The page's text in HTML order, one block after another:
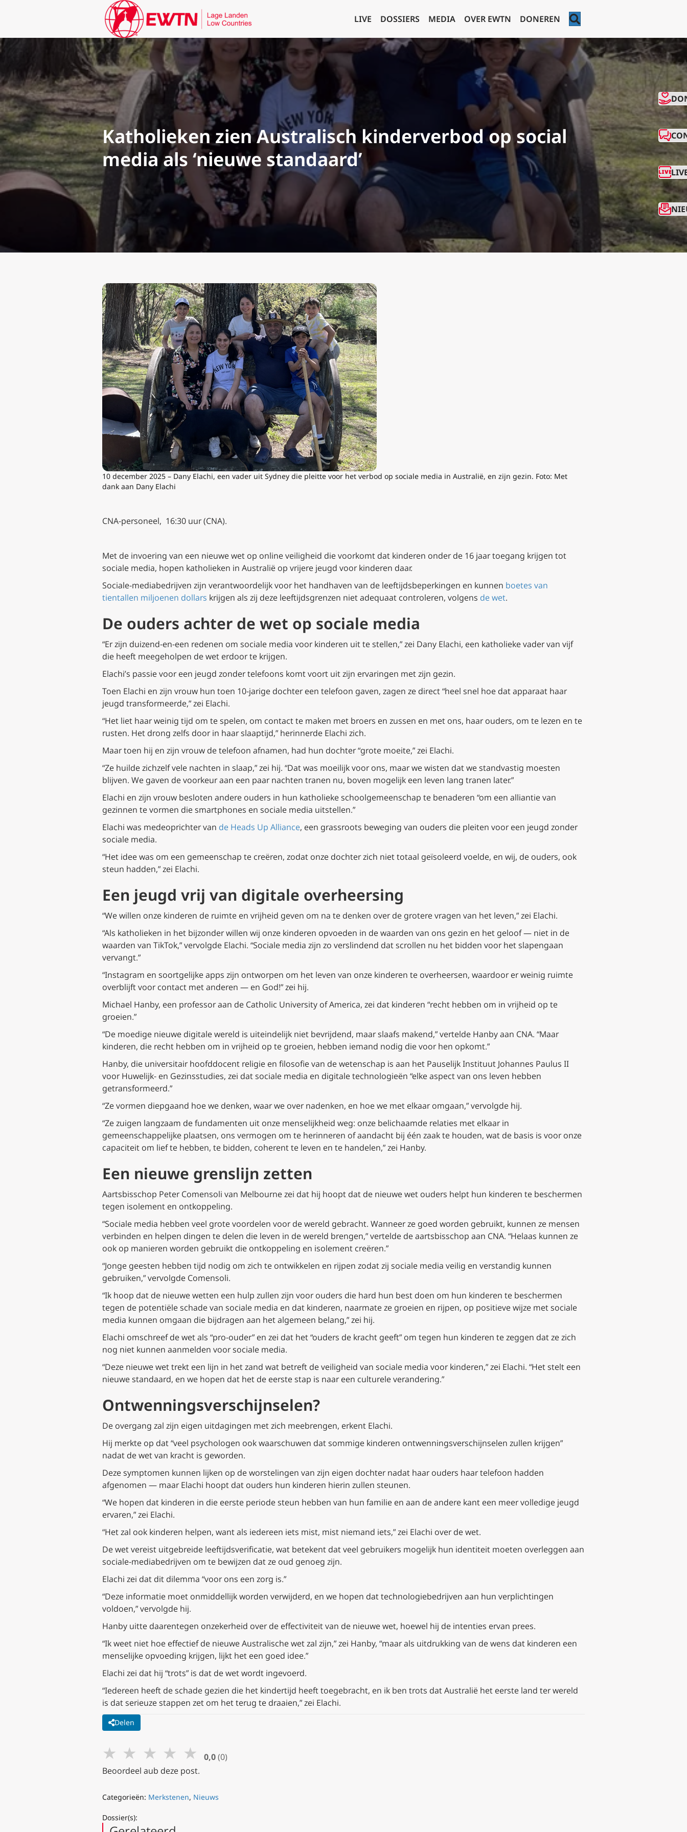
LIVE DOSSIERS MEDIA OVER EWTN DONEREN
Katholieken zien Australisch kinderverbod op social
media als ‘nieuwe standaard’
10 december 2025 – Dany Elachi, een vader uit Sydney die pleitte voor het verbod op sociale media in Australië, en zijn gezin. Foto: Met
dank aan Dany Elachi
CNA-personeel, 16:30 uur (CNA).
Met de invoering van een nieuwe wet op online veiligheid die voorkomt dat kinderen onder de 16 jaar toegang krijgen tot
sociale media, hopen katholieken in Australië op vrijere jeugd voor kinderen daar.
Sociale-mediabedrijven zijn verantwoordelijk voor het handhaven van de leeftijdsbeperkingen en kunnen boetes van
tientallen miljoenen dollars krijgen als zij deze leeftijdsgrenzen niet adequaat controleren, volgens de wet.
De ouders achter de wet op sociale media
“Er zijn duizend-en-een redenen om sociale media voor kinderen uit te stellen,” zei Dany Elachi, een katholieke vader van vijf
die heeft meegeholpen de wet erdoor te krijgen.
Elachi’s passie voor een jeugd zonder telefoons komt voort uit zijn ervaringen met zijn gezin.
Toen Elachi en zijn vrouw hun toen 10-jarige dochter een telefoon gaven, zagen ze direct “heel snel hoe dat apparaat haar
jeugd transformeerde,” zei Elachi.
“Het liet haar weinig tijd om te spelen, om contact te maken met broers en zussen en met ons, haar ouders, om te lezen en te
rusten. Het drong zelfs door in haar slaaptijd,” herinnerde Elachi zich.
Maar toen hij en zijn vrouw de telefoon afnamen, had hun dochter “grote moeite,” zei Elachi.
“Ze huilde zichzelf vele nachten in slaap,” zei hij. “Dat was moeilijk voor ons, maar we wisten dat we standvastig moesten
blijven. We gaven de voorkeur aan een paar nachten tranen nu, boven mogelijk een leven lang tranen later.”
Elachi en zijn vrouw besloten andere ouders in hun katholieke schoolgemeenschap te benaderen “om een alliantie van
gezinnen te vormen die smartphones en sociale media uitstellen.”
Elachi was medeoprichter van de Heads Up Alliance, een grassroots beweging van ouders die pleiten voor een jeugd zonder
sociale media.
“Het idee was om een gemeenschap te creëren, zodat onze dochter zich niet totaal geïsoleerd voelde, en wij, de ouders, ook
steun hadden,” zei Elachi.
Een jeugd vrij van digitale overheersing
“We willen onze kinderen de ruimte en vrijheid geven om na te denken over de grotere vragen van het leven,” zei Elachi.
“Als katholieken in het bijzonder willen wij onze kinderen opvoeden in de waarden van ons gezin en het geloof — niet in de
waarden van TikTok,” vervolgde Elachi. “Sociale media zijn zo verslindend dat scrollen nu het bidden voor het slapengaan
vervangt.”
“Instagram en soortgelijke apps zijn ontworpen om het leven van onze kinderen te overheersen, waardoor er weinig ruimte
overblijft voor contact met anderen — en God!” zei hij.
Michael Hanby, een professor aan de Catholic University of America, zei dat kinderen “recht hebben om in vrijheid op te
groeien.”
“De moedige nieuwe digitale wereld is uiteindelijk niet bevrijdend, maar slaafs makend,” vertelde Hanby aan CNA. “Maar
kinderen, die recht hebben om in vrijheid op te groeien, hebben iemand nodig die voor hen opkomt.”
Hanby, die universitair hoofddocent religie en filosofie van de wetenschap is aan het Pauselijk Instituut Johannes Paulus II
voor Huwelijk- en Gezinsstudies, zei dat sociale media en digitale technologieën “elke aspect van ons leven hebben
getransformeerd.”
“Ze vormen diepgaand hoe we denken, waar we over nadenken, en hoe we met elkaar omgaan,” vervolgde hij.
“Ze zuigen langzaam de fundamenten uit onze menselijkheid weg: onze belichaamde relaties met elkaar in
gemeenschappelijke plaatsen, ons vermogen om te herinneren of aandacht bij één zaak te houden, wat de basis is voor onze
capaciteit om lief te hebben, te bidden, coherent te leven en te handelen,” zei Hanby.
Een nieuwe grenslijn zetten
Aartsbisschop Peter Comensoli van Melbourne zei dat hij hoopt dat de nieuwe wet ouders helpt hun kinderen te beschermen
tegen isolement en ontkoppeling.
“Sociale media hebben veel grote voordelen voor de wereld gebracht. Wanneer ze goed worden gebruikt, kunnen ze mensen
verbinden en helpen dingen te delen die leven in de wereld brengen,” vertelde de aartsbisschop aan CNA. “Helaas kunnen ze
ook op manieren worden gebruikt die ontkoppeling en isolement creëren.”
“Jonge geesten hebben tijd nodig om zich te ontwikkelen en rijpen zodat zij sociale media veilig en verstandig kunnen
gebruiken,” vervolgde Comensoli.
“Ik hoop dat de nieuwe wetten een hulp zullen zijn voor ouders die hard hun best doen om hun kinderen te beschermen
tegen de potentiële schade van sociale media en dat kinderen, naarmate ze groeien en rijpen, op positieve wijze met sociale
media kunnen omgaan die bijdragen aan het algemeen belang,” zei hij.
Elachi omschreef de wet als “pro-ouder” en zei dat het “ouders de kracht geeft” om tegen hun kinderen te zeggen dat ze zich
nog niet kunnen aanmelden voor sociale media.
“Deze nieuwe wet trekt een lijn in het zand wat betreft de veiligheid van sociale media voor kinderen,” zei Elachi. “Het stelt een
nieuwe standaard, en we hopen dat het de eerste stap is naar een culturele verandering.”
Ontwenningsverschijnselen?
De overgang zal zijn eigen uitdagingen met zich meebrengen, erkent Elachi.
Hij merkte op dat “veel psychologen ook waarschuwen dat sommige kinderen ontwenningsverschijnselen zullen krijgen”
nadat de wet van kracht is geworden.
Deze symptomen kunnen lijken op de worstelingen van zijn eigen dochter nadat haar ouders haar telefoon hadden
afgenomen — maar Elachi hoopt dat ouders hun kinderen hierin zullen steunen.
“We hopen dat kinderen in die eerste periode steun hebben van hun familie en aan de andere kant een meer volledige jeugd
ervaren,” zei Elachi.
“Het zal ook kinderen helpen, want als iedereen iets mist, mist niemand iets,” zei Elachi over de wet.
De wet vereist uitgebreide leeftijdsverificatie, wat betekent dat veel gebruikers mogelijk hun identiteit moeten overleggen aan
sociale-mediabedrijven om te bewijzen dat ze oud genoeg zijn.
Elachi zei dat dit dilemma “voor ons een zorg is.”
“Deze informatie moet onmiddellijk worden verwijderd, en we hopen dat technologiebedrijven aan hun verplichtingen
voldoen,” vervolgde hij.
Hanby uitte daarentegen onzekerheid over de effectiviteit van de nieuwe wet, hoewel hij de intenties ervan prees.
“Ik weet niet hoe effectief de nieuwe Australische wet zal zijn,” zei Hanby, “maar als uitdrukking van de wens dat kinderen een
menselijke opvoeding krijgen, lijkt het een goed idee.”
Elachi zei dat hij “trots” is dat de wet wordt ingevoerd.
“Iedereen heeft de schade gezien die het kindertijd heeft toegebracht, en ik ben trots dat Australië het eerste land ter wereld
is dat serieuze stappen zet om het terug te draaien,” zei Elachi.
Delen
★ ★ ★ ★ ★ 0,0 (0)
Beoordeel aub deze post.
Categorieën: Merkstenen, Nieuws
Dossier(s):